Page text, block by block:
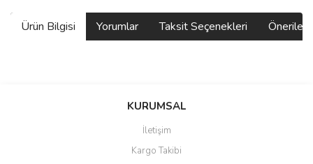
Ürün Bilgisi Yorumlar Taksit Seçenekleri
Bu ürüne ilk yorumu siz yapın!
Ürün resmi kalitesiz, bozuk veya görüntülenemiyor.
KURUMSAL
İletişim
Kargo Takibi